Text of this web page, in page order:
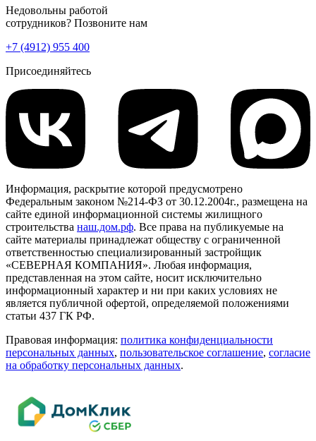
Недовольны работой
сотрудников? Позвоните нам
+7 (4912) 955 400
Присоединяйтесь
Информация, раскрытие которой предусмотрено
Федеральным законом №214-ФЗ от 30.12.2004г., размещена на
сайте единой информационной системы жилищного
строительства наш.дом.рф. Все права на публикуемые на
сайте материалы принадлежат обществу с ограниченной
ответственностью специализированный застройщик
«СЕВЕРНАЯ КОМПАНИЯ». Любая информация,
представленная на этом сайте, носит исключительно
информационный характер и ни при каких условиях не
является публичной офертой, определяемой положениями
статьи 437 ГК РФ.
Правовая информация: политика конфиденциальности
персональных данных, пользовательское cоглашение, cогласие
на обработку персональных данных.